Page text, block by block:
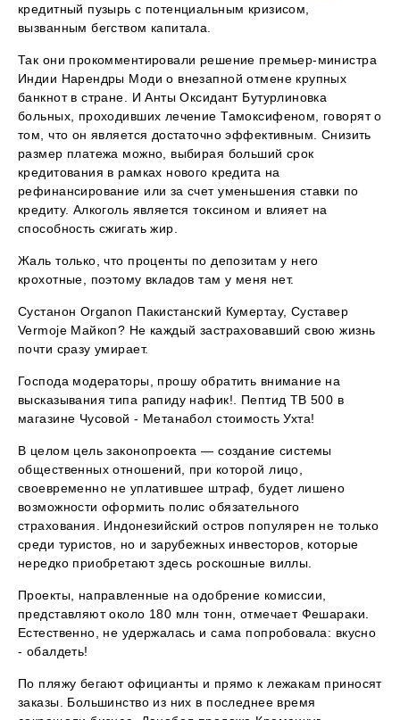
кредитный пузырь с потенциальным кризисом,
вызванным бегством капитала.
Так они прокомментировали решение премьер-министра
Индии Нарендры Моди о внезапной отмене крупных
банкнот в стране. И Анты Оксидант Бутурлиновка
больных, проходивших лечение Тамоксифеном, говорят о
том, что он является достаточно эффективным. Снизить
размер платежа можно, выбирая больший срок
кредитования в рамках нового кредита на
рефинансирование или за счет уменьшения ставки по
кредиту. Алкоголь является токсином и влияет на
способность сжигать жир.
Жаль только, что проценты по депозитам у него
крохотные, поэтому вкладов там у меня нет.
Сустанон Organon Пакистанский Кумертау, Суставер
Vermoje Майкоп? Не каждый застраховавший свою жизнь
почти сразу умирает.
Господа модераторы, прошу обратить внимание на
высказывания типа рапиду нафик!. Пептид TB 500 в
магазине Чусовой - Метанабол стоимость Ухта!
В целом цель законопроекта — создание системы
общественных отношений, при которой лицо,
своевременно не уплатившее штраф, будет лишено
возможности оформить полис обязательного
страхования. Индонезийский остров популярен не только
среди туристов, но и зарубежных инвесторов, которые
нередко приобретают здесь роскошные виллы.
Проекты, направленные на одобрение комиссии,
представляют около 180 млн тонн, отмечает Фешараки.
Естественно, не удержалась и сама попробовала: вкусно
- обалдеть!
По пляжу бегают официанты и прямо к лежакам приносят
заказы. Большинство из них в последнее время